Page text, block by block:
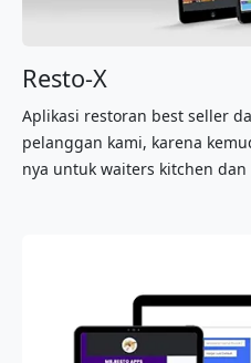
Resto-X
Aplikasi restoran best seller
pelanggan kami, karena
nya untuk waiters kitchen